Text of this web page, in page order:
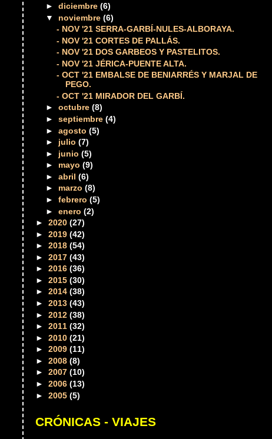
►diciembre(6)
▼ noviembre(6)
- NOV '21 SERRA-GARBÍ-NULES-ALBORAYA.
- NOV '21 CORTES DE PALLÁS.
- NOV '21 DOS GARBEOS Y PASTELITOS.
- NOV '21 JÉRICA-PUENTE ALTA.
- OCT '21 EMBALSE DE BENIARRÉS Y MARJAL DE
PEGO.
- OCT '21 MIRADOR DEL GARBÍ.
►octubre(8)
►septiembre(4)
►agosto(5)
► julio(7)
► junio(5)
► mayo(9)
►abril(6)
► marzo(8)
►febrero(5)
►enero(2)
►2020(27)
►2019(42)
►2018(54)
►2017(43)
►2016(36)
►2015(30)
►2014(38)
►2013(43)
►2012(38)
►2011(32)
►2010(21)
►2009(11)
►2008(8)
►2007(10)
►2006(13)
►2005(5)
CRÓNICAS - VIAJES